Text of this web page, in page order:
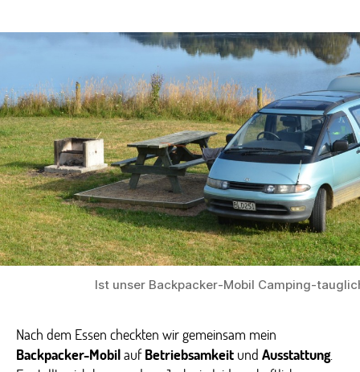
Ist unser Backpacker-Mobil Camping-
Nach dem Essen checkten wir gemeinsam mein
Backpacker-MobilaufBetriebsamkeit und Ausstattung.